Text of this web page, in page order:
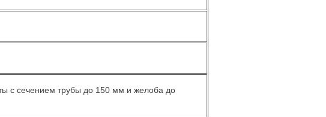
с сечением трубы до 150 мм и желоба до